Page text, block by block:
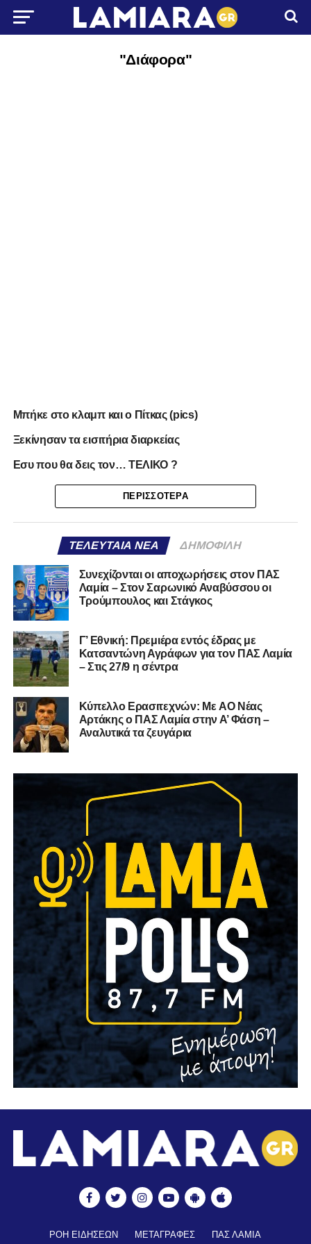
"Διάφορα"
Μπήκε στο κλαμπ και ο Πίτκας (pics)
Ξεκίνησαν τα εισιτήρια διαρκείας
Εσυ που θα δεις τον… ΤΕΛΙΚΟ ?
ΠΕΡΙΣΣΌΤΕΡΑ
ΤΕΛΕΥΤΑΊΑ ΝΈΑ ΔΗΜΟΦΙΛΉ
Συνεχίζονται οι αποχωρήσεις στον ΠΑΣ
Λαμία – Στον Σαρωνικό Αναβύσσου οι
Τρούμπουλος και Στάγκος
Γ’ Εθνική: Πρεμιέρα εντός έδρας με
Κατσαντώνη Αγράφων για τον ΠΑΣ Λαμία
– Στις 27/9 η σέντρα
Kύπελλο Ερασιτεχνών: Με AO Nέας
Αρτάκης ο ΠΑΣ Λαμία στην Α’ Φάση –
Αναλυτικά τα ζευγάρια
ΡΟΗ ΕΙΔΗΣΕΩΝ ΜΕΤΑΓΡΑΦΕΣ ΠΑΣ ΛΑΜΙΑ